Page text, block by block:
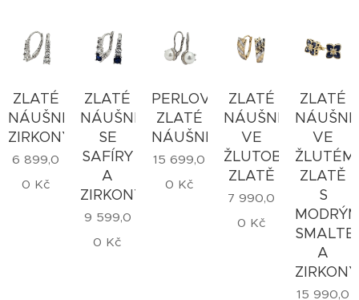
ZLATÉ
NÁUŠNICE
ZIRKONY
6 899,0
0 Kč
ZLATÉ
NÁUŠNICE
SE
SAFÍRY
A
ZIRKONY
9 599,0
0 Kč
PERLOVÉ
ZLATÉ
NÁUŠNICE
15 699,0
0 Kč
ZLATÉ
NÁUŠNICE
VE
ŽLUTOBÍLÉM
ZLATĚ
7 990,0
0 Kč
ZLATÉ
VE
ŽLUTÉM
ZLATĚ
S
A
ZIRKONY
15 990,0